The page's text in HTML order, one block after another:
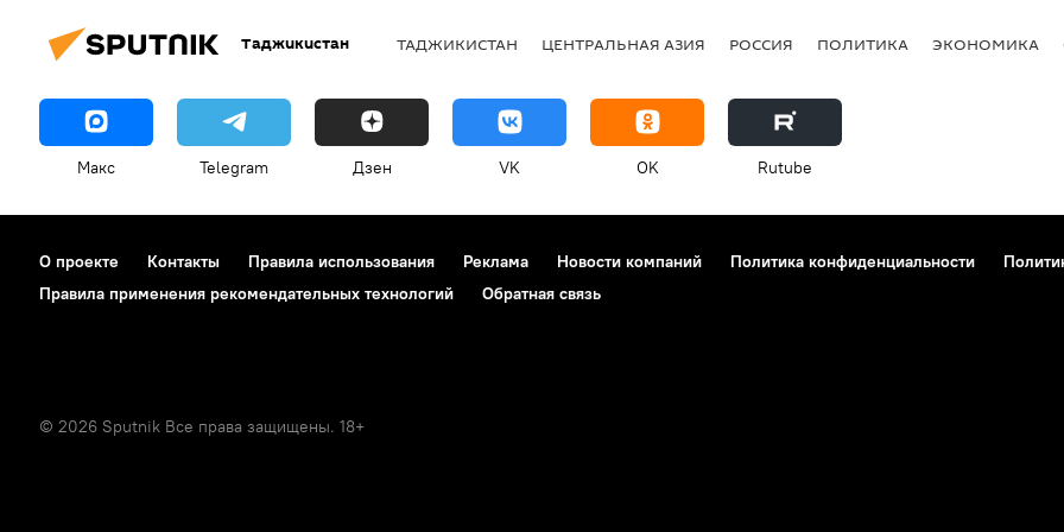
Таджикистан ТАДЖИКИСТАН ЦЕНТРАЛЬНАЯ АЗИЯ РОССИЯ ПОЛИТИКА ЭКОНОМИКА
Макс Telegram Дзен VK OK Rutube
О проекте Контакты Правила использования Реклама Новости компаний Политика конфиденциальности
Правила применения рекомендательных технологий
Обратная связь
© 2026 Sputnik Все права защищены. 18+